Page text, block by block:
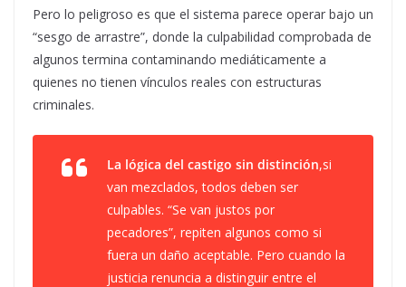
Pero lo peligroso es que el sistema parece operar bajo un
“sesgo de arrastre”, donde la culpabilidad comprobada de
algunos termina contaminando mediáticamente a
quienes no tienen vínculos reales con estructuras
criminales.
La lógica del castigo sin distinción,si
van mezclados, todos deben ser
culpables. “Se van justos por
pecadores”, repiten algunos como si
fuera un daño aceptable. Pero cuando la
justicia renuncia a distinguir entre el